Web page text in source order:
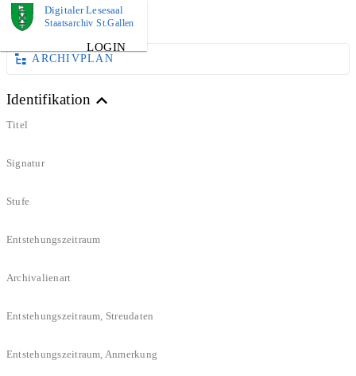
Digitaler Lesesaal
Staatsarchiv St.Gallen
LOGIN
DOKUMENT
ARCHIVPLAN
Identifikation
Titel
Signatur
Stufe
Entstehungszeitraum
Archivalienart
Entstehungszeitraum, Streudaten
Entstehungszeitraum, Anmerkung